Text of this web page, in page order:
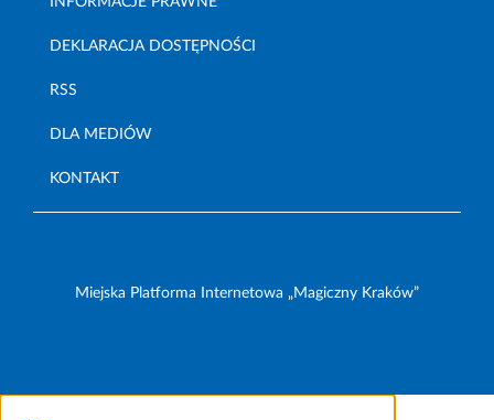
DEKLARACJA DOSTĘPNOŚCI
RSS
DLA MEDIÓW
KONTAKT
Miejska Platforma Internetowa „Magiczny Kraków”